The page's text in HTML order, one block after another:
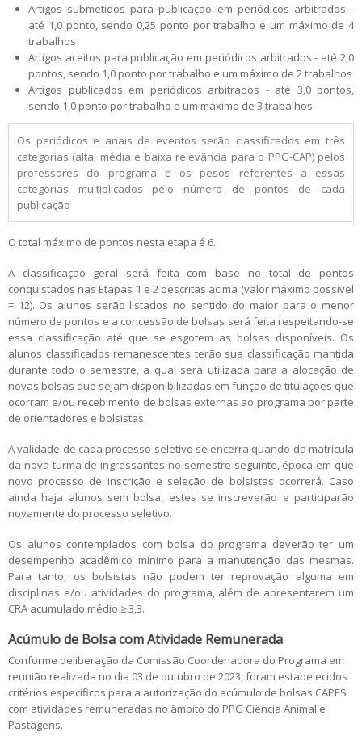
Artigos submetidos para publicação em periódicos arbitrados -
até 1,0 ponto, sendo 0,25 ponto por trabalho e um máximo de 4
trabalhos
Artigos aceitos para publicação em periódicos arbitrados - até 2,0
pontos, sendo 1,0 ponto por trabalho e um máximo de 2 trabalhos
Artigos publicados em periódicos arbitrados - até 3,0 pontos,
sendo 1,0 ponto por trabalho e um máximo de 3 trabalhos
Os periódicos e anais de eventos serão classificados em três
categorias (alta, média e baixa relevância para o PPG-CAP) pelos
professores do programa e os pesos referentes a essas
categorias multiplicados pelo número de pontos de cada
publicação
O total máximo de pontos nesta etapa é 6.
A classificação geral será feita com base no total de pontos
conquistados nas Etapas 1 e 2 descritas acima (valor máximo possível
= 12). Os alunos serão listados no sentido do maior para o menor
número de pontos e a concessão de bolsas será feita respeitando-se
essa classificação até que se esgotem as bolsas disponíveis. Os
alunos classificados remanescentes terão sua classificação mantida
durante todo o semestre, a qual será utilizada para a alocação de
novas bolsas que sejam disponibilizadas em função de titulações que
ocorram e/ou recebimento de bolsas externas ao programa por parte
de orientadores e bolsistas.
A validade de cada processo seletivo se encerra quando da matrícula
da nova turma de ingressantes no semestre seguinte, época em que
novo processo de inscrição e seleção de bolsistas ocorrerá. Caso
ainda haja alunos sem bolsa, estes se inscreverão e participarão
novamente do processo seletivo.
Os alunos contemplados com bolsa do programa deverão ter um
desempenho acadêmico mínimo para a manutenção das mesmas.
Para tanto, os bolsistas não podem ter reprovação alguma em
disciplinas e/ou atividades do programa, além de apresentarem um
CRA acumulado médio ≥ 3,3.
Acúmulo de Bolsa com Atividade Remunerada
Conforme deliberação da Comissão Coordenadora do Programa em
reunião realizada no dia 03 de outubro de 2023, foram estabelecidos
critérios específicos para a autorização do acúmulo de bolsas CAPES
com atividades remuneradas no âmbito do PPG Ciência Animal e
Pastagens.